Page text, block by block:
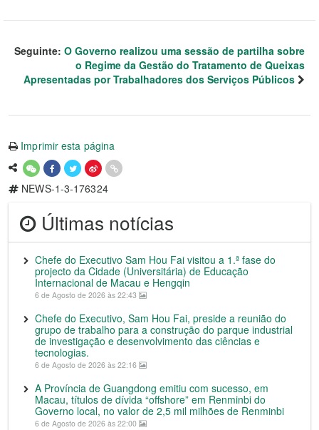
Seguinte: O Governo realizou uma sessão de partilha sobre
o Regime da Gestão do Tratamento de Queixas
Apresentadas por Trabalhadores dos Serviços Públicos
Imprimir esta página
NEWS-1-3-176324
Últimas notícias
Chefe do Executivo Sam Hou Fai visitou a 1.ª fase do
projecto da Cidade (Universitária) de Educação
Internacional de Macau e Hengqin
6 de Agosto de 2026 às 22:43
Chefe do Executivo, Sam Hou Fai, preside a reunião do
grupo de trabalho para a construção do parque industrial
de investigação e desenvolvimento das ciências e
tecnologias.
6 de Agosto de 2026 às 22:16
A Província de Guangdong emitiu com sucesso, em
Macau, títulos de dívida “offshore” em Renminbi do
Governo local, no valor de 2,5 mil milhões de Renminbi
6 de Agosto de 2026 às 22:00